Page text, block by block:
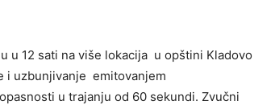
u 12 sati na više lokacija u opštini Kladovo
i uzbunjivanje emitovanjem
u trajanju od 60 sekundi. Zvučni